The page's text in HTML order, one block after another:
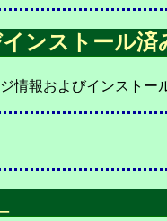
ンストール済
情報およびインストー